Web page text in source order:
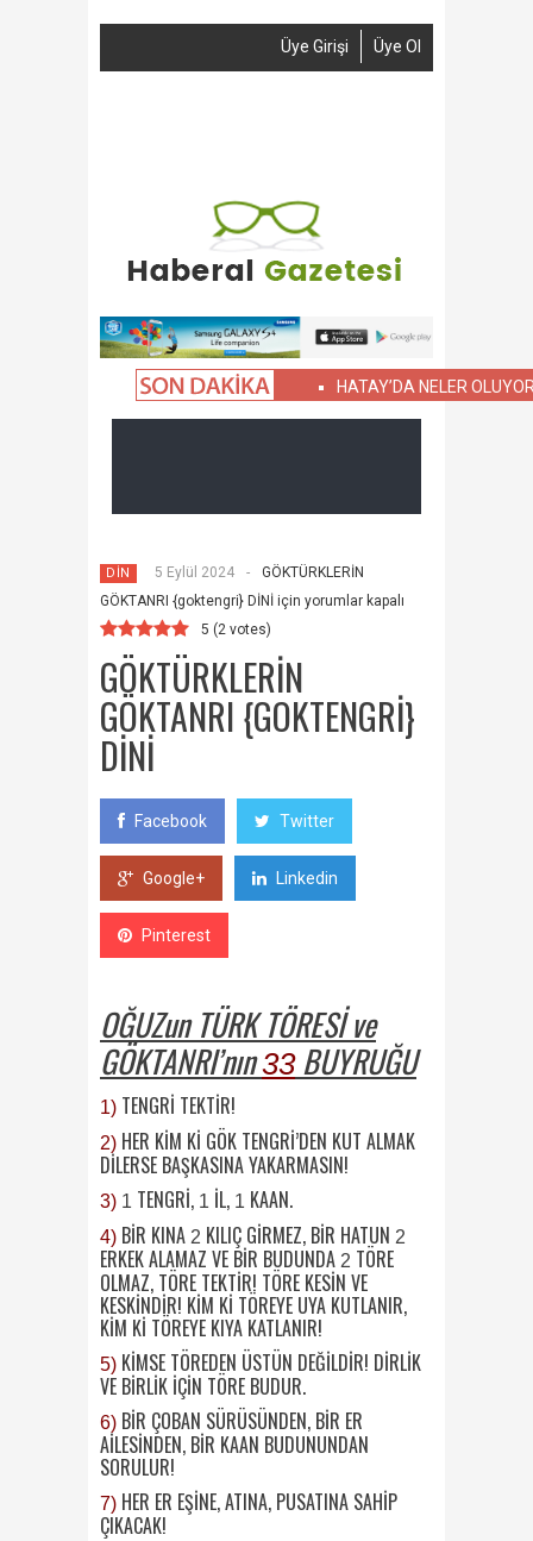
Üye Girişi Üye Ol
HATAY’DA NELER OLUYOR?
DİN 5 Eylül 2024 -
GÖKTÜRKLERİN
GÖKTANRI {goktengri} DİNİ için yorumlar kapalı
5 (2 votes)
GÖKTÜRKLERİN
GÖKTANRI {GOKTENGRI}
DİNİ
Facebook Twitter
Google+ Linkedin
Pinterest
OĞUZun TÜRK TÖRESİ ve
GÖKTANRI’nın33BUYRUĞU
1) TENGRİ TEKTİR!
2) HER KİM Kİ GÖK TENGRİ’DEN KUT ALMAK
DİLERSE BAŞKASINA YAKARMASIN!
3) 1 TENGRİ, 1 İL, 1 KAAN.
4) BİR KINA 2 KILIÇ GİRMEZ, BİR HATUN 2
ERKEK ALAMAZ VE BİR BUDUNDA 2 TÖRE
OLMAZ, TÖRE TEKTİR! TÖRE KESİN VE
KESKİNDİR! KİM Kİ TÖREYE UYA KUTLANIR,
KİM Kİ TÖREYE KIYA KATLANIR!
5) KİMSE TÖREDEN ÜSTÜN DEĞİLDİR! DİRLİK
VE BİRLİK İÇİN TÖRE BUDUR.
6) BİR ÇOBAN SÜRÜSÜNDEN, BİR ER
AİLESİNDEN, BİR KAAN BUDUNUNDAN
SORULUR!
7) HER ER EŞİNE, ATINA, PUSATINA SAHİP
ÇIKACAK!